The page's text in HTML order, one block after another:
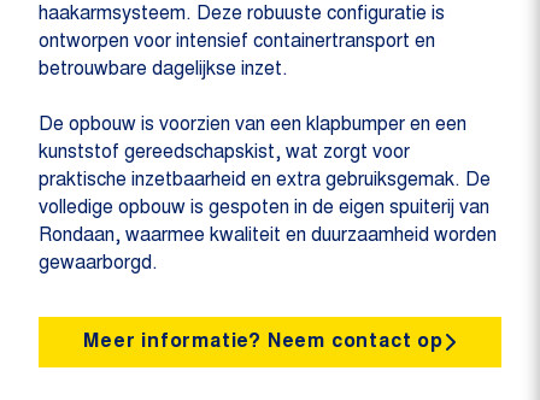
haakarmsysteem. Deze robuuste configuratie is
ontworpen voor intensief containertransport en
betrouwbare dagelijkse inzet.
De opbouw is voorzien van een klapbumper en een
kunststof gereedschapskist, wat zorgt voor
praktische inzetbaarheid en extra gebruiksgemak. De
volledige opbouw is gespoten in de eigen spuiterij van
Rondaan, waarmee kwaliteit en duurzaamheid worden
gewaarborgd.
Meer informatie? Neem contact op